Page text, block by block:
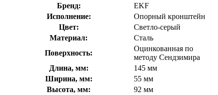
Бренд:
EKF
Исполнение:
Опорный кронштейн
Цвет:
Светло-серый
Материал:
Сталь
Поверхность:
Оцинкованная по
методу Сендзимира
Длина, мм:
145 мм
Ширина, мм:
55 мм
Высота, мм:
92 мм